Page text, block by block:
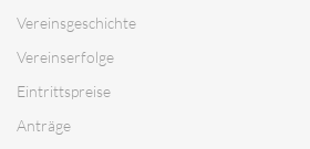
Vereinsgeschichte
Vereinserfolge
Eintrittspreise
Anträge